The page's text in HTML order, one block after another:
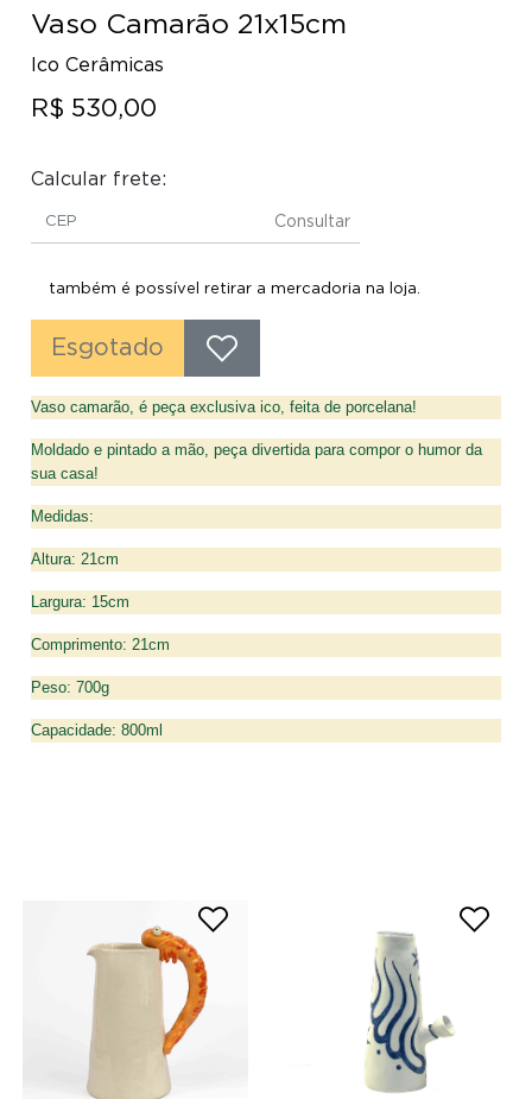
Vaso Camarão 21x15cm
Ico Cerâmicas
R$ 530,00
Calcular frete:
Consultar
também é possível retirar a mercadoria na loja.
Esgotado
Vaso camarão, é peça exclusiva ico, feita de porcelana!
Moldado e pintado a mão, peça divertida para compor o humor da
sua casa!
Medidas:
Altura: 21cm
Largura: 15cm
Comprimento: 21cm
Peso: 700g
Capacidade: 800ml